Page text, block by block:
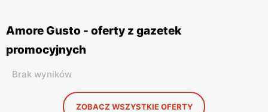
Amore Gusto - oferty z gazetek
promocyjnych
Brak wyników
ZOBACZ WSZYSTKIE OFERTY